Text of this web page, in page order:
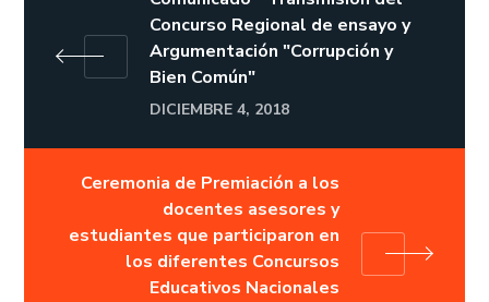
Concurso Regional de ensayo y
Argumentación "Corrupción y
Bien Común"
DICIEMBRE 4, 2018
Ceremonia de Premiación a los
docentes asesores y
estudiantes que participaron en
los diferentes Concursos
Educativos Nacionales